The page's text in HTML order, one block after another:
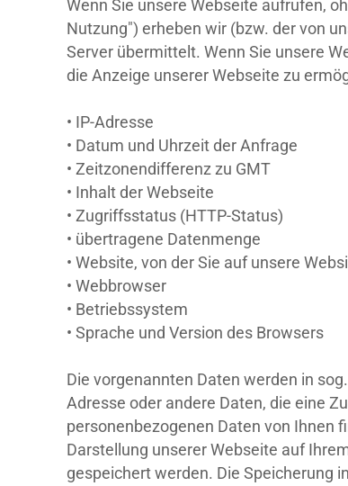
Wenn Sie unsere Webseite aufrufen,
Nutzung") erheben wir (bzw. der von
Server übermittelt. Wenn Sie unsere
die Anzeige unserer Webseite zu
• IP-Adresse
• Datum und Uhrzeit der Anfrage
• Zeitzonendifferenz zu GMT
• Inhalt der Webseite
• Zugriffsstatus (HTTP-Status)
• übertragene Datenmenge
• Website, von der Sie auf unsere
• Webbrowser
• Betriebssystem
• Sprache und Version des Browsers
Die vorgenannten Daten werden in
Adresse oder andere Daten, die eine
personenbezogenen Daten von Ihnen
Darstellung unserer Webseite auf
gespeichert werden. Die Speicherung